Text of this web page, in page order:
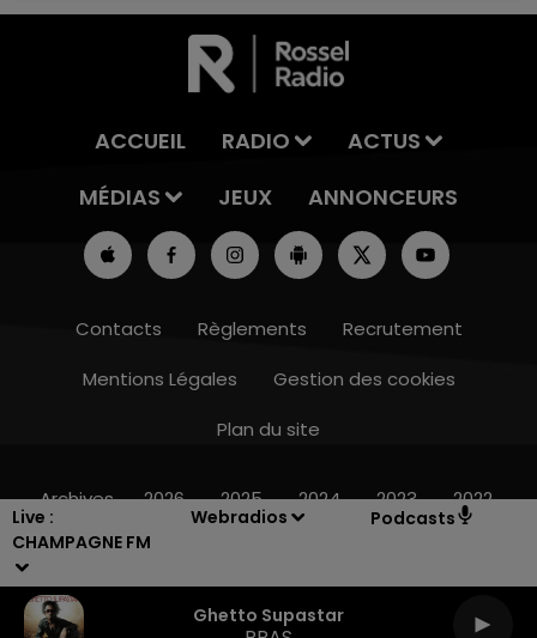
Live :
CHAMPAGNE FM
Webradios Podcasts
Ghetto Supastar
15h00 - 19h00
ACCUEIL RADIO
ACTUS
MÉDIAS
JEUX ANNONCEURS
Contacts Règlements
Recrutement
Mentions Légales
Gestion des cookies
Plan du site
Archives 2026 2025 2024 2023 2022